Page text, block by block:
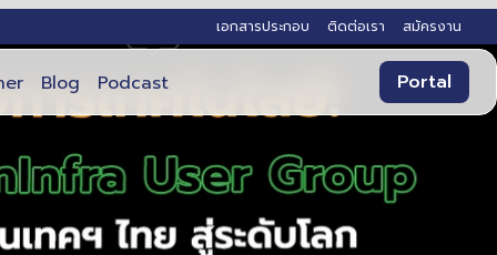
เอกสารประกอบ ติดต่อเรา สมัครงาน
Blog Podcast Portal